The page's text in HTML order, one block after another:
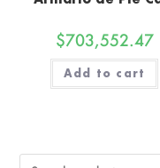
$703,552.47
Add to cart